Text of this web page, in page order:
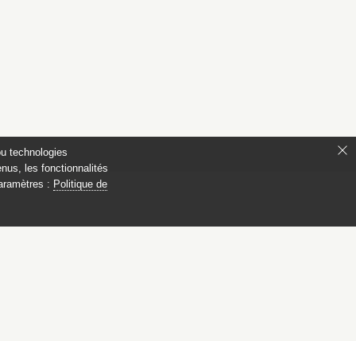
technologies
les fonctionnalités
: Politique de